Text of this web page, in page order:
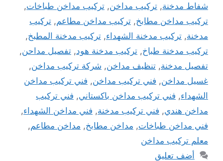
شفاط مدخنة, تركيب مداخن, تركيب مداخن طباخات,
تركيب مداخن مطابخ, تركيب مداخن مطاعم, تركيب
مدخنة, تركيب مدخنة الشهداء, تركيب مدخنة المطبخ,
تركيب مدخنة طباخ, تركيب مدخنة هود, تفصيل مداحن,
تفصيل مدخنة, تنظيف مداخن, شركة تركيب مداخن,
غسيل مداخن, فني تركيب مداخن, فني تركيب مداخن
الشهداء, فني تركيب مداخن باكستاني, فني تركيب
مداخن هندي, فني تركيب مدخنة, فني مداخن الشهداء,
فني مداخن طباخات, مداخن مطابخ, مداخن مطاعم,
معلم تركيب مداخن
أضف تعليق